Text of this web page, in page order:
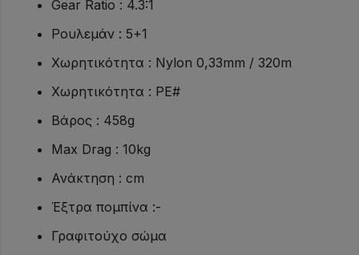
Gear Ratio : 4.3:1
Ρουλεμάν : 5+1
Χωρητικότητα : Nylon 0,33mm / 320m
Χωρητικότητα : PE#
Βάρος : 458g
Max Drag : 10kg
Ανάκτηση : cm
Έξτρα πομπίνα :-
Γραφιτούχο σώμα